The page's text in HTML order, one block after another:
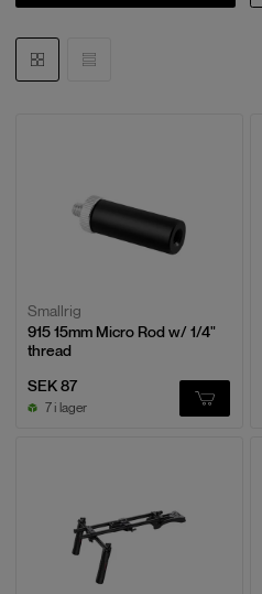
Smallrig
915 15mm Micro Rod w/ 1/4"
thread
SEK 87
7 i lager